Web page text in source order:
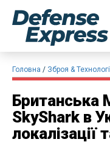
Головна Зброя &
Британська
SkyShark в
локалізації